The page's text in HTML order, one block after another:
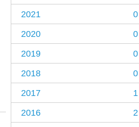
2021
0
2020
0
2019
0
2018
0
2017
1
2016
2